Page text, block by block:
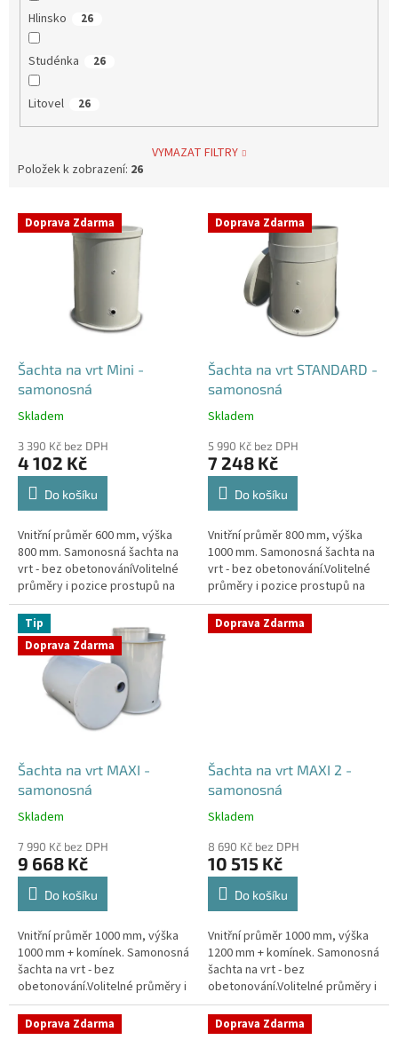
Hlinsko 26
Studénka 26
Litovel 26
VYMAZAT FILTRY
Položek k zobrazení: 26
V Doprava Zdarma
Šachta na vrt Mini -
samonosná
Průměrné
produktu
je
4,4
hvězdiček.
Skladem
3 390 Kč bez DPH
4 102 Kč
Do košíku
Vnitřní průměr 600 mm, výška
800 mm. Samonosná šachta na
vrt - bez obetonováníVolitelné
průměry i pozice prostupů na
pažení vrtu, hadice i elektřinu -
požadované průměry...
Doprava Zdarma
Šachta na vrt STANDARD -
samonosná
Průměrné
produktu
je
4,3
hvězdiček.
Skladem
5 990 Kč bez DPH
7 248 Kč
Do košíku
Vnitřní průměr 800 mm, výška
1000 mm. Samonosná šachta na
vrt - bez obetonování.Volitelné
průměry i pozice prostupů na
pažení vrtu, hadice i elektřinu -
požadované průměry...
Tip
Doprava Zdarma
Šachta na vrt MAXI -
samonosná
Průměrné
produktu
je
4,4
hvězdiček.
Skladem
7 990 Kč bez DPH
9 668 Kč
Do košíku
Vnitřní průměr 1000 mm, výška
1000 mm + komínek. Samonosná
šachta na vrt - bez
obetonování.Volitelné průměry i
pozice prostupů na pažení vrtu,
hadice i elektřinu -
požadované...
Doprava Zdarma
Šachta na vrt MAXI 2 -
samonosná
Průměrné
produktu
je
4,5
hvězdiček.
Skladem
8 690 Kč bez DPH
10 515 Kč
Do košíku
Vnitřní průměr 1000 mm, výška
1200 mm + komínek. Samonosná
šachta na vrt - bez
obetonování.Volitelné průměry i
pozice prostupů na pažení vrtu,
hadice i elektřinu -
požadované...
Doprava Zdarma Doprava Zdarma